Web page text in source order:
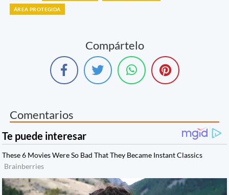
ÁREA PROTEGIDA
Compártelo
Comentarios